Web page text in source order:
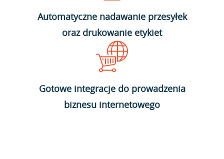
Automatyczne nadawanie przesyłek
oraz drukowanie etykiet
Gotowe integracje do prowadzenia
biznesu internetowego